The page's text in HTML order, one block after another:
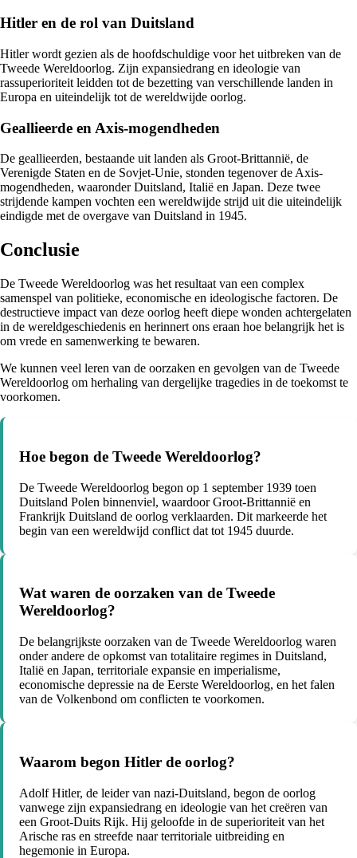
Hitler en de rol van Duitsland
Hitler wordt gezien als de hoofdschuldige voor het uitbreken van de
Tweede Wereldoorlog. Zijn expansiedrang en ideologie van
rassuperioriteit leidden tot de bezetting van verschillende landen in
Europa en uiteindelijk tot de wereldwijde oorlog.
Geallieerde en Axis-mogendheden
De geallieerden, bestaande uit landen als Groot-Brittannië, de
Verenigde Staten en de Sovjet-Unie, stonden tegenover de Axis-
mogendheden, waaronder Duitsland, Italië en Japan. Deze twee
strijdende kampen vochten een wereldwijde strijd uit die uiteindelijk
eindigde met de overgave van Duitsland in 1945.
Conclusie
De Tweede Wereldoorlog was het resultaat van een complex
samenspel van politieke, economische en ideologische factoren. De
destructieve impact van deze oorlog heeft diepe wonden achtergelaten
in de wereldgeschiedenis en herinnert ons eraan hoe belangrijk het is
om vrede en samenwerking te bewaren.
We kunnen veel leren van de oorzaken en gevolgen van de Tweede
Wereldoorlog om herhaling van dergelijke tragedies in de toekomst te
voorkomen.
Hoe begon de Tweede Wereldoorlog?
De Tweede Wereldoorlog begon op 1 september 1939 toen
Duitsland Polen binnenviel, waardoor Groot-Brittannië en
Frankrijk Duitsland de oorlog verklaarden. Dit markeerde het
begin van een wereldwijd conflict dat tot 1945 duurde.
Wat waren de oorzaken van de Tweede
Wereldoorlog?
De belangrijkste oorzaken van de Tweede Wereldoorlog waren
onder andere de opkomst van totalitaire regimes in Duitsland,
Italië en Japan, territoriale expansie en imperialisme,
economische depressie na de Eerste Wereldoorlog, en het falen
van de Volkenbond om conflicten te voorkomen.
Waarom begon Hitler de oorlog?
Adolf Hitler, de leider van nazi-Duitsland, begon de oorlog
vanwege zijn expansiedrang en ideologie van het creëren van
een Groot-Duits Rijk. Hij geloofde in de superioriteit van het
Arische ras en streefde naar territoriale uitbreiding en
hegemonie in Europa.